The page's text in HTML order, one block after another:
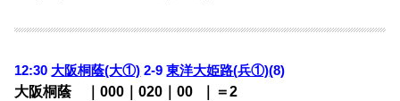
12:30 大阪桐蔭(大①) 2-9東洋大姫路(兵①)(8)
大阪桐蔭 ｜000｜020｜00
｜＝2